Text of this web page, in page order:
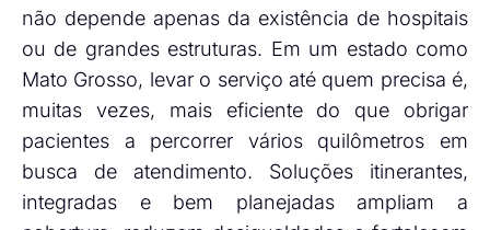
não depende apenas da existência de hospitais
ou de grandes estruturas. Em um estado como
Mato Grosso, levar o serviço até quem precisa é,
muitas vezes, mais eficiente do que obrigar
pacientes a percorrer vários quilômetros em
busca de atendimento. Soluções itinerantes,
integradas e bem planejadas ampliam a